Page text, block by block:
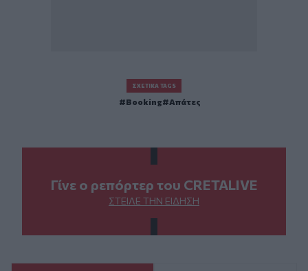
ΣΧΕΤΙΚΆ TAGS
Booking Απάτες
Γίνε ο ρεπόρτερ του CRETALIVE
ΣΤΕΊΛΕ ΤΗΝ ΕΊΔΗΣΗ